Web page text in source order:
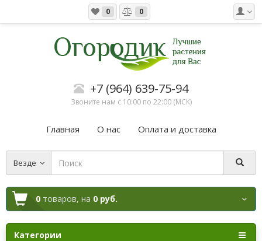
0 0
+7 (964) 639-75-94
Звоните нам с 10:00 по 22:00 (МСК)
Главная О нас Оплата и доставка
Везде
0 товаров, на 0 руб.
Категории